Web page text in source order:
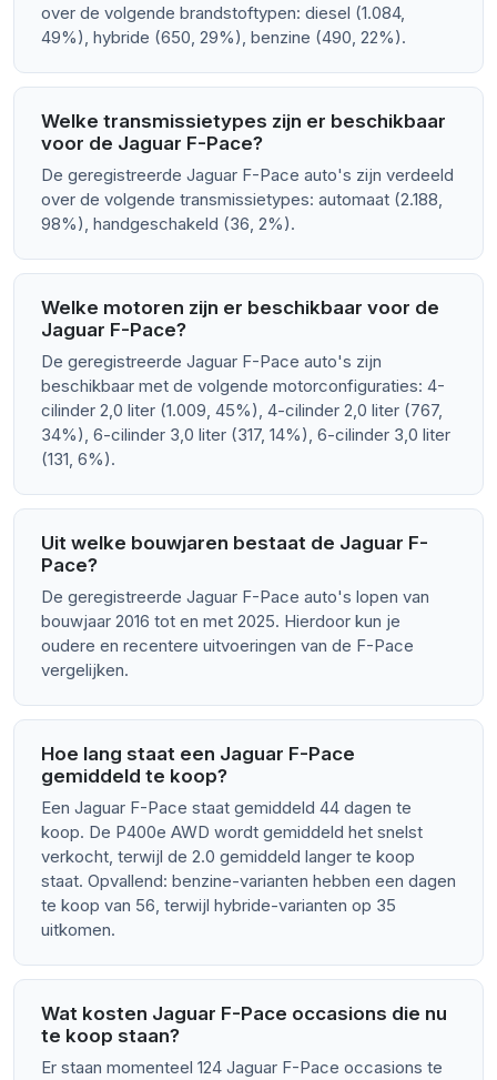
over de volgende brandstoftypen: diesel (1.084,
49%), hybride (650, 29%), benzine (490, 22%).
Welke transmissietypes zijn er beschikbaar
voor de Jaguar F-Pace?
De geregistreerde Jaguar F-Pace auto's zijn verdeeld
over de volgende transmissietypes: automaat (2.188,
98%), handgeschakeld (36, 2%).
Welke motoren zijn er beschikbaar voor de
Jaguar F-Pace?
De geregistreerde Jaguar F-Pace auto's zijn
beschikbaar met de volgende motorconfiguraties: 4-
cilinder 2,0 liter (1.009, 45%), 4-cilinder 2,0 liter (767,
34%), 6-cilinder 3,0 liter (317, 14%), 6-cilinder 3,0 liter
(131, 6%).
Uit welke bouwjaren bestaat de Jaguar F-
Pace?
De geregistreerde Jaguar F-Pace auto's lopen van
bouwjaar 2016 tot en met 2025. Hierdoor kun je
oudere en recentere uitvoeringen van de F-Pace
vergelijken.
Hoe lang staat een Jaguar F-Pace
gemiddeld te koop?
Een Jaguar F-Pace staat gemiddeld 44 dagen te
koop. De P400e AWD wordt gemiddeld het snelst
verkocht, terwijl de 2.0 gemiddeld langer te koop
staat. Opvallend: benzine-varianten hebben een dagen
te koop van 56, terwijl hybride-varianten op 35
uitkomen.
Wat kosten Jaguar F-Pace occasions die nu
te koop staan?
Er staan momenteel 124 Jaguar F-Pace occasions te